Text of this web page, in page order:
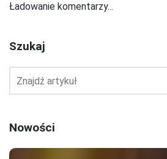
Ładowanie komentarzy...
Szukaj
Nowości